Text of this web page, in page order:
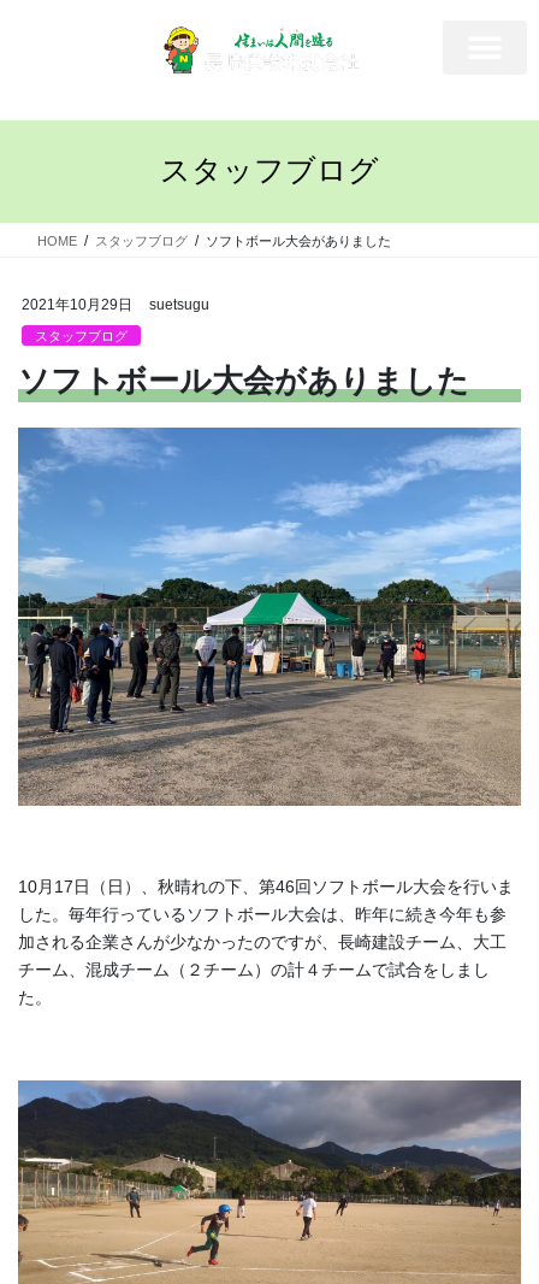
スタッフブログ
HOME スタッフブログ ソフトボール大会がありました
2021年10月29日 suetsugu
スタッフブログ
ソフトボール大会がありました
10月17日（日）、秋晴れの下、第46回ソフトボール大会を行いま
した。毎年行っているソフトボール大会は、昨年に続き今年も参
加される企業さんが少なかったのですが、長崎建設チーム、大工
チーム、混成チーム（２チーム）の計４チームで試合をしまし
た。